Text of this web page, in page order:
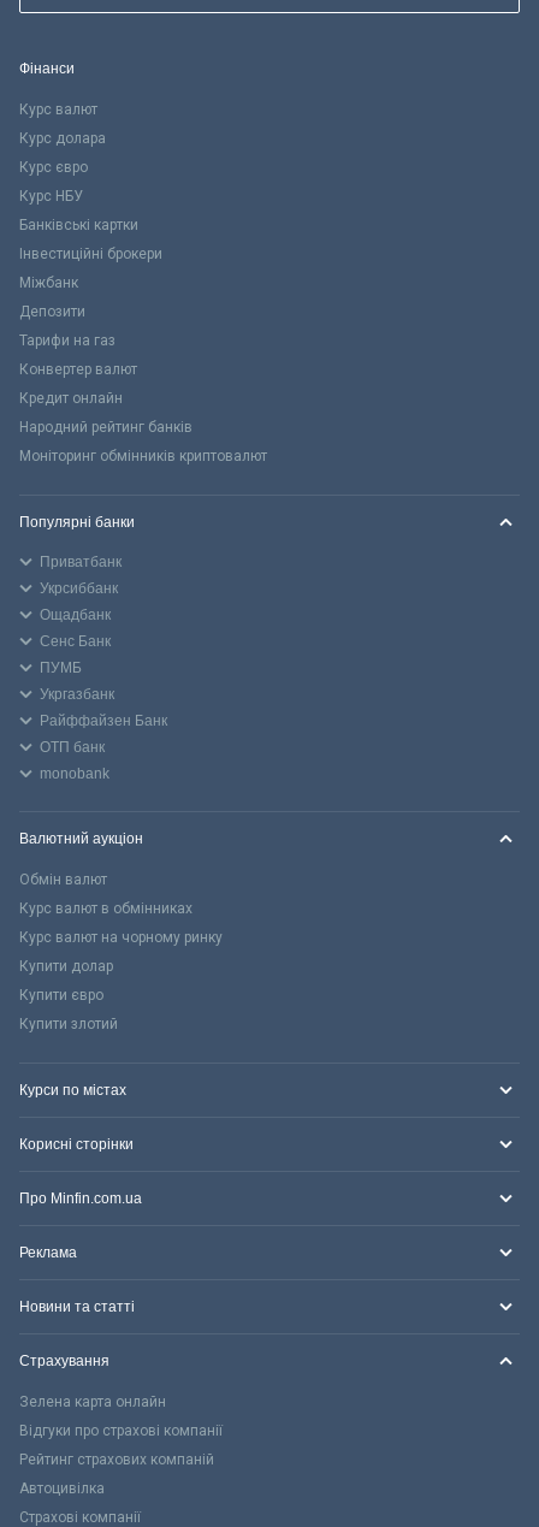
Фінанси
Курс валют
Курс долара
Курс євро
Курс НБУ
Банківські картки
Інвестиційні брокери
Міжбанк
Депозити
Тарифи на газ
Конвертер валют
Кредит онлайн
Народний рейтинг банків
Моніторинг обмінників криптовалют
Популярні банки
Приватбанк
Укрсиббанк
Ощадбанк
Сенс Банк
ПУМБ
Укргазбанк
Райффайзен Банк
ОТП банк
monobank
Валютний аукціон
Обмін валют
Курс валют в обмінниках
Курс валют на чорному ринку
Купити долар
Купити євро
Купити злотий
Курси по містах
Корисні сторінки
Про Minfin.com.ua
Реклама
Новини та статті
Страхування
Зелена карта онлайн
Відгуки про страхові компанії
Рейтинг страхових компаній
Автоцивілка
Страхові компанії